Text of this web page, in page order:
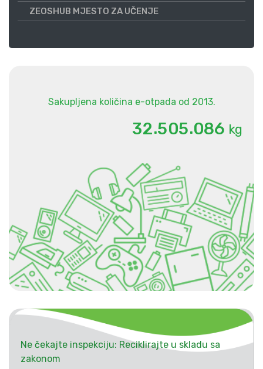
ZEOSHUB MJESTO ZA UČENJE
Sakupljena količina e-otpada od 2013.
32.505.086 kg
Ne čekajte inspekciju: Reciklirajte u skladu sa
zakonom